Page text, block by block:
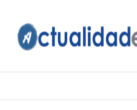
contenido